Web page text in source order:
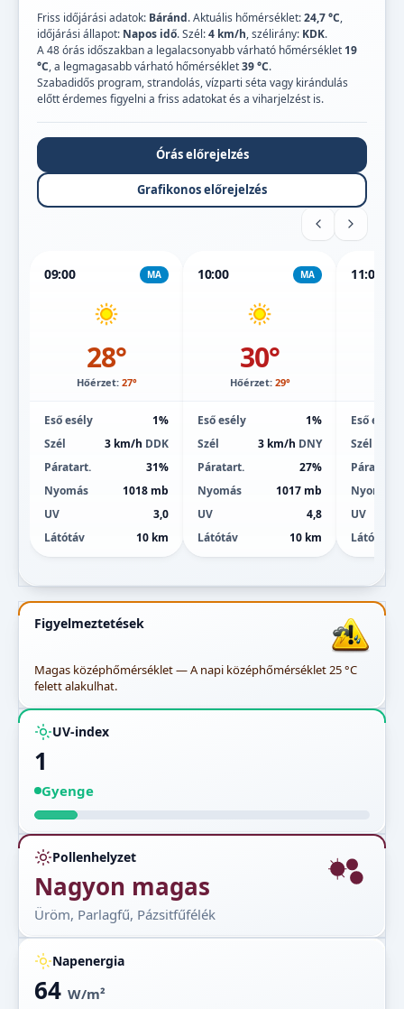
Friss időjárási adatok: Báránd. Aktuális hőmérséklet:24,7 °C,
időjárási állapot: Napos idő. Szél:4 km/h, szélirány: KDK.
A 48 órás időszakban a legalacsonyabb várható hőmérséklet 19
°C, a legmagasabb várható hőmérséklet39 °C.
Szabadidős program, strandolás, vízparti séta vagy kirándulás
előtt érdemes figyelni a friss adatokat és a viharjelzést is.
Órás előrejelzés
Grafikonos előrejelzés
09:00 MA
28°
Hőérzet: 27°
Eső esély
1%
Szél
3 km/h DDK
Páratart.
31%
Nyomás
1018 mb
UV
3,0
Látótáv
10 km
10:00 MA
30°
Hőérzet: 29°
Eső esély
1%
Szél
3 km/h DNY
Páratart.
27%
Nyomás
1017 mb
UV
4,8
Látótáv
10 km
11:00
Eső esély
Szél
Páratart.
Nyomás
UV
Látótáv
Figyelmeztetések
Magas középhőmérséklet — A napi középhőmérséklet 25 °C
felett alakulhat.
UV-index
1
Gyenge
Pollenhelyzet
Nagyon magas
Üröm, Parlagfű, Pázsitfűfélék
Napenergia
64 W/m²